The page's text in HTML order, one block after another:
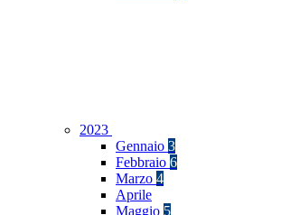
2023
Gennaio 3
Febbraio 6
Marzo 4
Aprile
Maggio 5